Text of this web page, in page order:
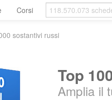
Corsi
sostantivi russi
Top
Amplia il